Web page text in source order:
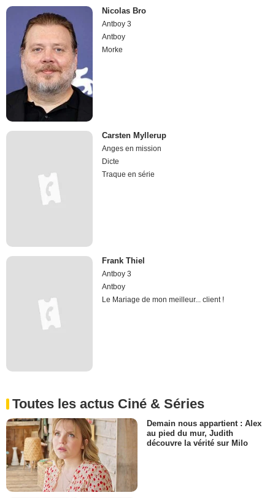
Nicolas Bro
Antboy 3
Antboy
Morke
Carsten Myllerup
Anges en mission
Dicte
Traque en série
Frank Thiel
Antboy 3
Antboy
Le Mariage de mon meilleur... client !
Toutes les actus Ciné & Séries
Demain nous appartient : Alex
au pied du mur, Judith
découvre la vérité sur Milo